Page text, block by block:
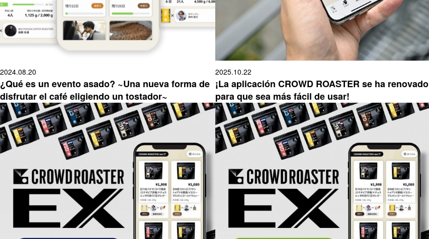
2024.08.20
¿Qué es un evento asado? ~Una nueva forma de
disfrutar el café eligiendo un tostador~
2025.10.22
¡La aplicación CROWD ROASTER se ha renovado
para que sea más fácil de usar!